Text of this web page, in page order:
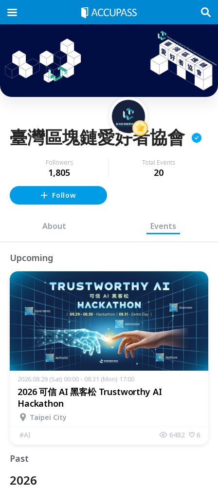
臺灣區塊鏈愛好者協會
Followers
1,805
Total Events
20
Follow
About Events
Upcoming
2026.08.29 (Sat) 00:00 - 08.31 (Mon) 17:00
2026 可信 AI 黑客松 Trustworthy AI
Hackathon
Taipei City
#AI 6482 6
Past
2026